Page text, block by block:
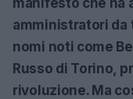
amministratori da
nomi noti come
Russo di Torino,
rivoluzione. Ma